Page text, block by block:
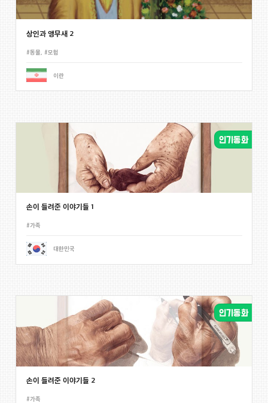
상인과 앵무새 2
#동물 #모험
이란
손이 들려준 이야기들 1
#가족
대한민국
손이 들려준 이야기들 2
#가족